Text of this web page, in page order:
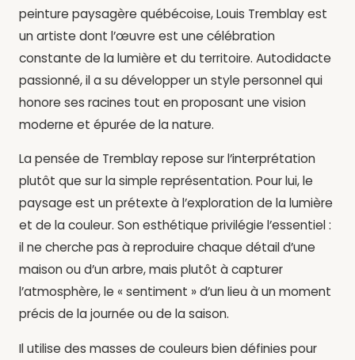
peinture paysagère québécoise, Louis Tremblay est
un artiste dont l’œuvre est une célébration
constante de la lumière et du territoire. Autodidacte
passionné, il a su développer un style personnel qui
honore ses racines tout en proposant une vision
moderne et épurée de la nature.
La pensée de Tremblay repose sur l’interprétation
plutôt que sur la simple représentation. Pour lui, le
paysage est un prétexte à l’exploration de la lumière
et de la couleur. Son esthétique privilégie l’essentiel :
il ne cherche pas à reproduire chaque détail d’une
maison ou d’un arbre, mais plutôt à capturer
l’atmosphère, le « sentiment » d’un lieu à un moment
précis de la journée ou de la saison.
Il utilise des masses de couleurs bien définies pour